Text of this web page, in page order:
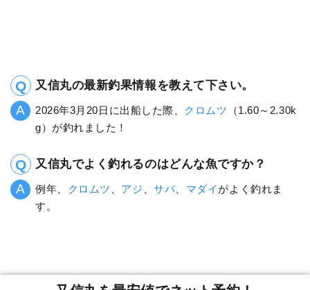
又信丸の最新釣果情報を教えて下さい。
2026年3月20日に出船した際、 クロムツ （1.60～2.30k
g）が釣れました！
又信丸でよく釣れるのはどんな魚ですか？
例年、 クロムツ アジ 、サバ、 マダイがよく釣れま
す。